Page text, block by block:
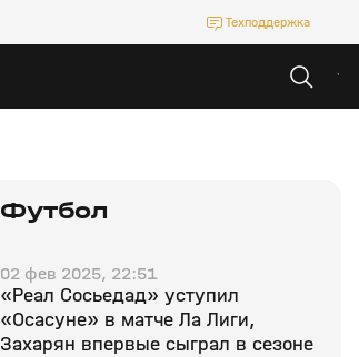
Техподдержка
Футбол
02 фев 2025, 22:51
«Реал Сосьедад» уступил
«Осасуне» в матче Ла Лиги,
Захарян впервые сыграл в сезоне